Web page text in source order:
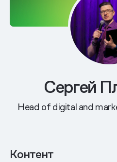
Сергей
Head of digital and
Контент